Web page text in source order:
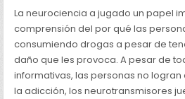
La neurociencia a jugado un papel
comprensión del por qué las
consumiendo drogas a pesar de
daño que les provoca. A pesar de
informativas, las personas no
la adicción, los neurotransmisores